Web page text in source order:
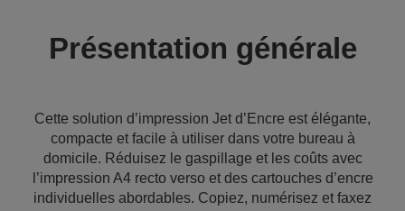
Présentation générale
Cette solution d’impression Jet d’Encre est élégante,
compacte et facile à utiliser dans votre bureau à
domicile. Réduisez le gaspillage et les coûts avec
l’impression A4 recto verso et des cartouches d’encre
individuelles abordables. Copiez, numérisez et faxez